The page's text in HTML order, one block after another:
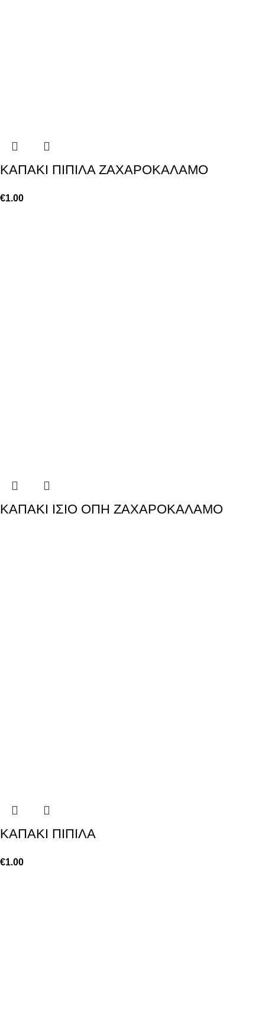
KAΠΑΚΙ ΠΙΠΙΛΑ ΖΑΧΑΡΟΚΑΛΑΜΟ
€1.00
ΚΑΠΑΚΙ ΙΣΙΟ ΟΠΗ ΖΑΧΑΡΟΚΑΛΑΜΟ
ΚΑΠΑΚΙ ΠΙΠΙΛΑ
€1.00